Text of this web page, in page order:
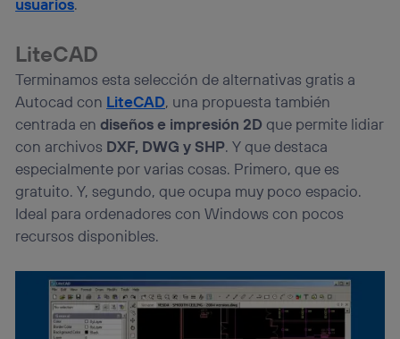
usuarios.
LiteCAD
Terminamos esta selección de alternativas gratis a
Autocad con LiteCAD, una propuesta también
centrada endiseños e impresión 2D que permite lidiar
con archivos DXF, DWG y SHP. Y que destaca
especialmente por varias cosas. Primero, que es
gratuito. Y, segundo, que ocupa muy poco espacio.
Ideal para ordenadores con Windows con pocos
recursos disponibles.